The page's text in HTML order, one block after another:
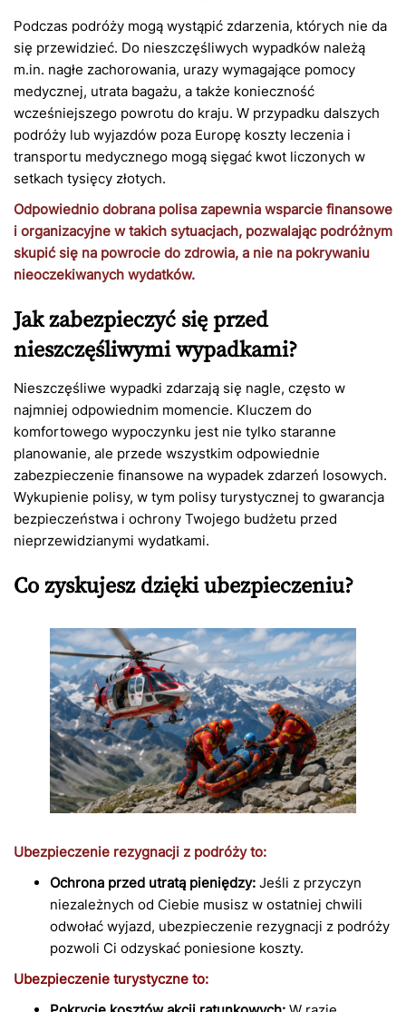
Podczas podróży mogą wystąpić zdarzenia, których nie da
się przewidzieć. Do nieszczęśliwych wypadków należą
m.in. nagłe zachorowania, urazy wymagające pomocy
medycznej, utrata bagażu, a także konieczność
wcześniejszego powrotu do kraju. W przypadku dalszych
podróży lub wyjazdów poza Europę koszty leczenia i
transportu medycznego mogą sięgać kwot liczonych w
setkach tysięcy złotych.
Odpowiednio dobrana polisa zapewnia wsparcie finansowe
i organizacyjne w takich sytuacjach, pozwalając podróżnym
skupić się na powrocie do zdrowia, a nie na pokrywaniu
nieoczekiwanych wydatków.
Jak zabezpieczyć się przed
nieszczęśliwymi wypadkami?
Nieszczęśliwe wypadki zdarzają się nagle, często w
najmniej odpowiednim momencie. Kluczem do
komfortowego wypoczynku jest nie tylko staranne
planowanie, ale przede wszystkim odpowiednie
zabezpieczenie finansowe na wypadek zdarzeń losowych.
Wykupienie polisy, w tym polisy turystycznej to gwarancja
bezpieczeństwa i ochrony Twojego budżetu przed
nieprzewidzianymi wydatkami.
Co zyskujesz dzięki ubezpieczeniu?
Ubezpieczenie rezygnacji z podróży to:
Ochrona przed utratą pieniędzy: Jeśli z przyczyn
niezależnych od Ciebie musisz w ostatniej chwili
odwołać wyjazd, ubezpieczenie rezygnacji z podróży
pozwoli Ci odzyskać poniesione koszty.
Ubezpieczenie turystyczne to: